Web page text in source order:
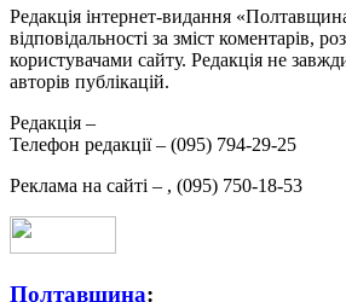
Редакція інтернет-видання
відповідальності за зміст коментарів,
користувачами сайту. Редакція не
авторів публікацій.
Редакція –
Телефон редакції – (095) 794-29-25
Реклама на сайті – , (095) 750-18-53
Полтавщина: